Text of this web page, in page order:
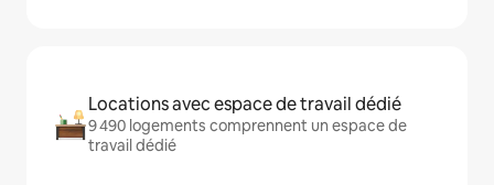
Locations avec espace de travail dédié
9 490 logements comprennent un espace de
travail dédié